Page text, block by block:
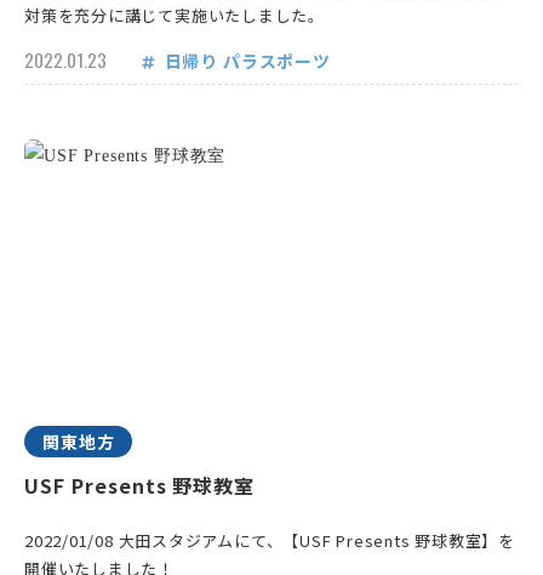
対策を充分に講じて実施いたしました。
2022.01.23 日帰り パラスポーツ
関東地方
USF Presents 野球教室
2022/01/08 大田スタジアムにて、【USF Presents 野球教室】を
開催いたしました！